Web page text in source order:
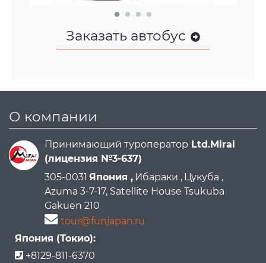
Заказать автобус
О компании
Принимающий туроператор Ltd.Mirai
(лицензия №3-637)
305-0031 Япония , Ибараки , Цукуба ,
Azuma 3-7-17, Satellite House Tsukuba
Gakuen 210
tour@funjapan.ru
Япония (Токио):
+8129-811-6370